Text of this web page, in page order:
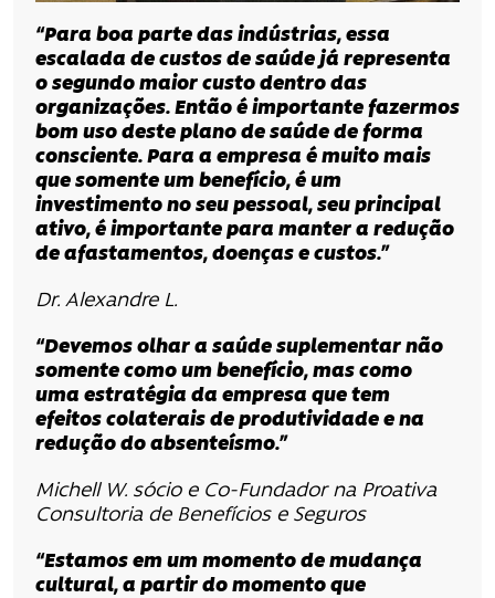
“Para boa parte das indústrias, essa
escalada de custos de saúde já representa
o segundo maior custo dentro das
organizações. Então é importante fazermos
bom uso deste plano de saúde de forma
consciente. Para a empresa é muito mais
que somente um benefício, é um
investimento no seu pessoal, seu principal
ativo, é importante para manter a redução
de afastamentos, doenças e custos.”
Dr. Alexandre L.
“Devemos olhar a saúde suplementar não
somente como um benefício, mas como
uma estratégia da empresa que tem
efeitos colaterais de produtividade e na
redução do absenteísmo.”
Michell W. sócio e Co-Fundador na Proativa
Consultoria de Benefícios e Seguros
“Estamos em um momento de mudança
cultural, a partir do momento que